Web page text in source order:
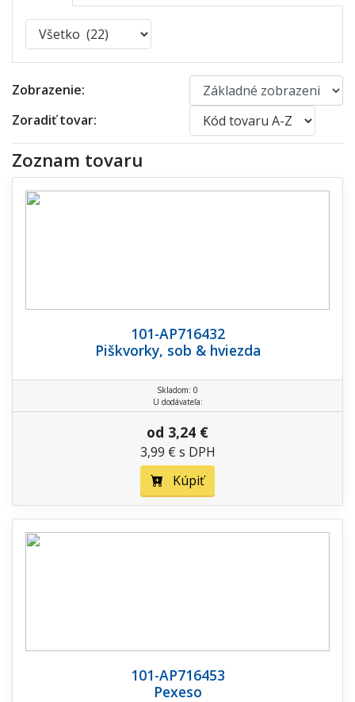
Zobrazenie:
Zoradiť tovar:
Zoznam tovaru
101-AP716432
Piškvorky, sob & hviezda
Skladom: 0
U dodávateľa:
od 3,24 €
3,99 € s DPH
Kúpiť
101-AP716453
Pexeso